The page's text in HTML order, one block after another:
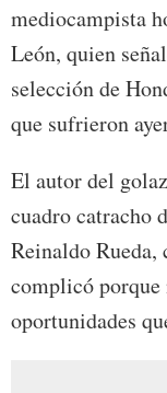
mediocampista
León, quien
selección de
que sufrieron
El autor del
cuadro catracho
Reinaldo Rueda,
complicó
oportunidades